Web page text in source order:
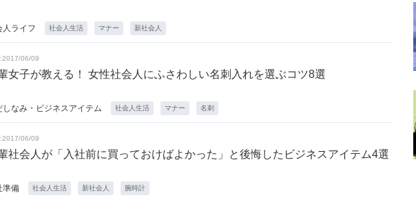
人ライフ 社会人生活 マナー 新社会人
06/09
女子が教える！ 女性社会人にふさわしい名刺入れを選ぶコツ8選
しなみ・ビジネスアイテム 社会人生活 マナー 名刺
06/09
社会人が「入社前に買っておけばよかった」と後悔したビジネスアイテム4選
準備 社会人生活 新社会人 腕時計